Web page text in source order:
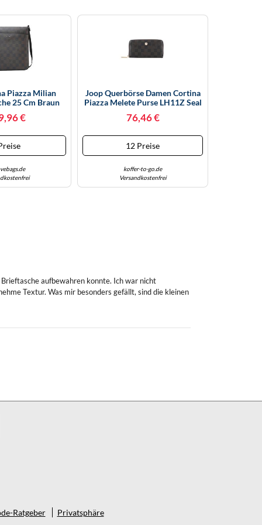
Piazza Milian
25 Cm Braun
€
Joop Querbörse Damen Cortina
Piazza Melete Purse LH11Z Seal
76,46 €
12 Preise
koffer-to-go.de
Versandkostenfrei
aufbewahren konnte. Ich war nicht
Textur. Was mir besonders gefällt, sind die kleinen
Ratgeber Privatsphäre